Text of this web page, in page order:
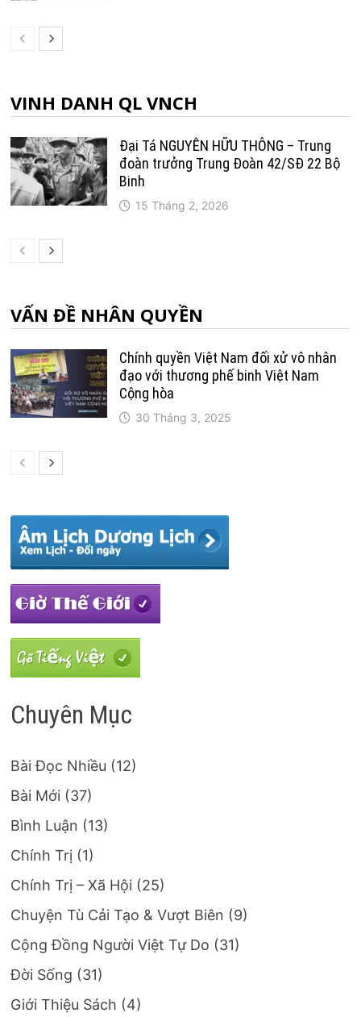
VINH DANH QL VNCH
Đại Tá NGUYỄN HỮU THÔNG – Trung
đoàn trưởng Trung Ðoàn 42/SÐ 22 Bộ
Binh
15 Tháng 2, 2026
VẤN ĐỀ NHÂN QUYỀN
Chính quyền Việt Nam đối xử vô nhân
đạo với thương phế binh Việt Nam
Cộng hòa
30 Tháng 3, 2025
Chuyên Mục
Bài Đọc Nhiều (12)
Bài Mới (37)
Bình Luận (13)
Chính Trị (1)
Chính Trị – Xã Hội (25)
Chuyện Tù Cải Tạo & Vượt Biên (9)
Cộng Đồng Người Việt Tự Do (31)
Đời Sống (31)
Giới Thiệu Sách (4)